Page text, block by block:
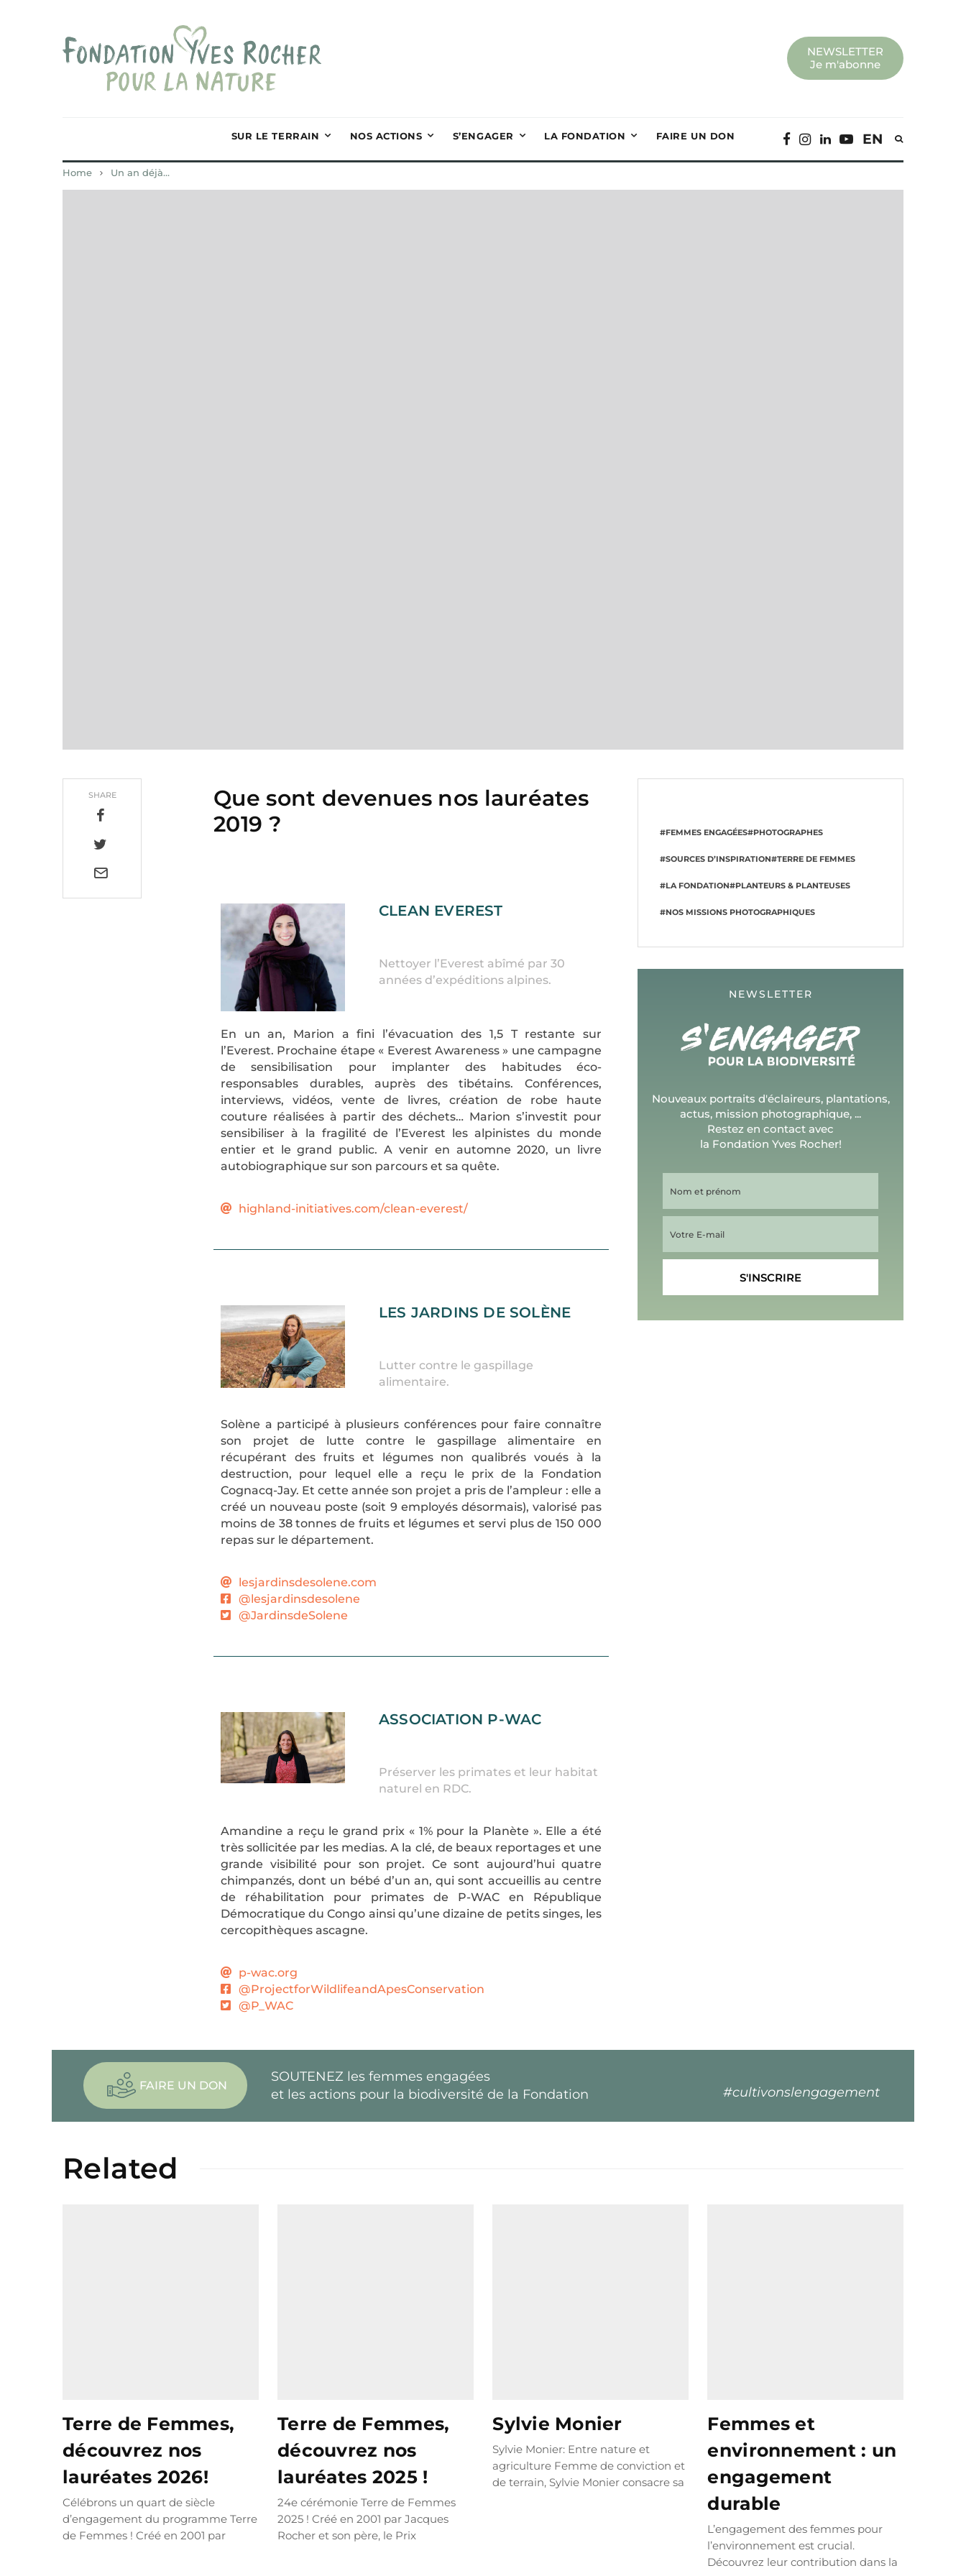
NEWSLETTER
Je m'abonne
SUR LE TERRAIN NOS ACTIONS S’ENGAGER LA FONDATION FAIRE UN DON EN
Home Un an déjà…
SHARE
Que sont devenues nos lauréates
2019 ?
CLEAN EVEREST
Nettoyer l’Everest abîmé par 30
années d’expéditions alpines.
En un an, Marion a fini l’évacuation des 1,5 T restante sur
l’Everest. Prochaine étape « Everest Awareness » une campagne
de sensibilisation pour implanter des habitudes éco-
responsables durables, auprès des tibétains. Conférences,
interviews, vidéos, vente de livres, création de robe haute
couture réalisées à partir des déchets… Marion s’investit pour
sensibiliser à la fragilité de l’Everest les alpinistes du monde
entier et le grand public. A venir en automne 2020, un livre
autobiographique sur son parcours et sa quête.
highland-initiatives.com/clean-everest/
LES JARDINS DE SOLÈNE
Lutter contre le gaspillage
alimentaire.
Solène a participé à plusieurs conférences pour faire connaître
son projet de lutte contre le gaspillage alimentaire en
récupérant des fruits et légumes non qualibrés voués à la
destruction, pour lequel elle a reçu le prix de la Fondation
Cognacq-Jay. Et cette année son projet a pris de l’ampleur : elle a
créé un nouveau poste (soit 9 employés désormais), valorisé pas
moins de 38 tonnes de fruits et légumes et servi plus de 150 000
repas sur le département.
lesjardinsdesolene.com
@lesjardinsdesolene
@JardinsdeSolene
ASSOCIATION P-WAC
Préserver les primates et leur habitat
naturel en RDC.
Amandine a reçu le grand prix « 1% pour la Planète ». Elle a été
très sollicitée par les medias. A la clé, de beaux reportages et une
grande visibilité pour son projet. Ce sont aujourd’hui quatre
chimpanzés, dont un bébé d’un an, qui sont accueillis au centre
de réhabilitation pour primates de P-WAC en République
Démocratique du Congo ainsi qu’une dizaine de petits singes, les
cercopithèques ascagne.
p-wac.org
@ProjectforWildlifeandApesConservation
@P_WAC
#FEMMES ENGAGÉES#PHOTOGRAPHES
#SOURCES D’INSPIRATION#TERRE DE FEMMES
#LA FONDATION#PLANTEURS & PLANTEUSES
#NOS MISSIONS PHOTOGRAPHIQUES
NEWSLETTER
Nouveaux portraits d'éclaireurs, plantations,
actus, mission photographique, ...
Restez en contact avec
la Fondation Yves Rocher!
FAIRE UN DON
SOUTENEZ les femmes engagées
et les actions pour la biodiversité de la Fondation
#cultivonslengagement
Related
Terre de Femmes,
découvrez nos
lauréates 2026!
Célébrons un quart de siècle
d’engagement du programme Terre
de Femmes ! Créé en 2001 par
Terre de Femmes,
découvrez nos
lauréates 2025 !
24e cérémonie Terre de Femmes
2025 ! Créé en 2001 par Jacques
Rocher et son père, le Prix
Sylvie Monier
Sylvie Monier: Entre nature et
agriculture Femme de conviction et
de terrain, Sylvie Monier consacre sa
Femmes et
environnement : un
engagement
durable
L’engagement des femmes pour
l’environnement est crucial.
Découvrez leur contribution dans la